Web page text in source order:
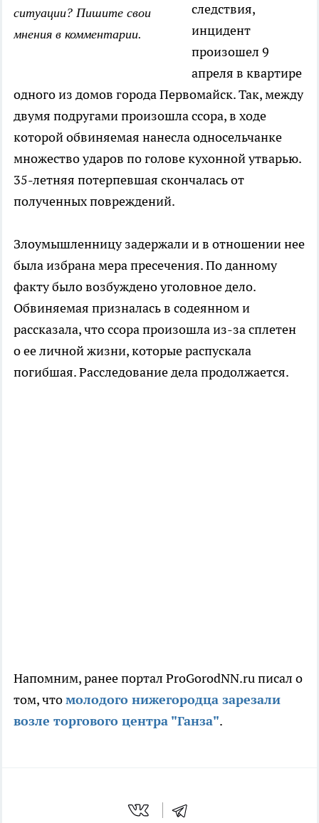
ситуации? Пишите свои
мнения в комментарии.
следствия,
инцидент
произошел 9
апреля в квартире
одного из домов города Первомайск. Так, между
двумя подругами произошла ссора, в ходе
которой обвиняемая нанесла односельчанке
множество ударов по голове кухонной утварью.
35-летняя потерпевшая скончалась от
полученных повреждений.
Злоумышленницу задержали и в отношении нее
была избрана мера пресечения. По данному
факту было возбуждено уголовное дело.
Обвиняемая призналась в содеянном и
рассказала, что ссора произошла из-за сплетен
о ее личной жизни, которые распускала
погибшая. Расследование дела продолжается.
Напомним, ранее портал ProGorodNN.ru писал о
том, чтомолодого нижегородца зарезали
возле торгового центра "Ганза".